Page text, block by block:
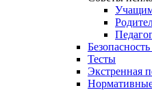
Тесты
Экстренная